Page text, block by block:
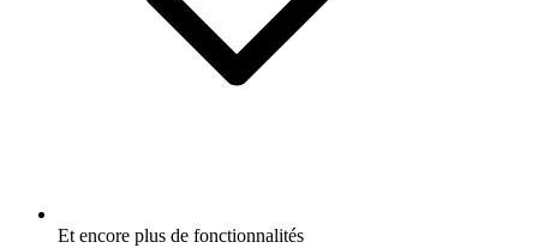
Et encore plus de fonctionnalités